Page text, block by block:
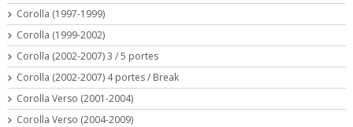
Corolla (1997-1999)
Corolla (1999-2002)
Corolla (2002-2007) 3 / 5 portes
Corolla (2002-2007) 4 portes / Break
Corolla Verso (2001-2004)
Corolla Verso (2004-2009)